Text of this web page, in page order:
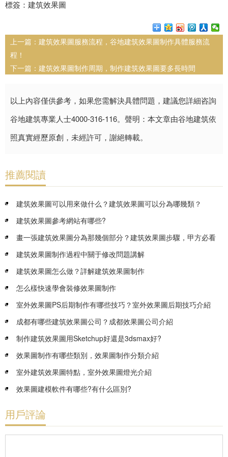
標簽：建筑效果圖
上一篇： 建筑效果圖服務流程，谷地建筑效果圖制作具體服務流
程！
下一篇： 建筑效果圖制作周期，制作建筑效果圖要多長時間
以上內容僅供參考，如果您需解決具體問題，建議您詳細咨詢
谷地建筑專業人士4000-316-116。聲明：本文章由谷地建筑依
照真實經歷原創，未經許可，謝絕轉載。
推薦閱讀
建筑效果圖可以用來做什么？建筑效果圖可以分為哪幾類？
建筑效果圖參考網站有哪些?
畫一張建筑效果圖分為那幾個部分？建筑效果圖步驟，甲方必看
建筑效果圖制作過程中關于修改問題講解
建筑效果圖怎么做？詳解建筑效果圖制作
怎么樣快速學會裝修效果圖制作
室外效果圖PS后期制作有哪些技巧？室外效果圖后期技巧介紹
成都有哪些建筑效果圖公司？成都效果圖公司介紹
制作建筑效果圖用Sketchup好還是3dsmax好?
效果圖制作有哪些類別，效果圖制作分類介紹
室外建筑效果圖特點，室外效果圖燈光介紹
效果圖建模軟件有哪些?有什么區別?
用戶評論